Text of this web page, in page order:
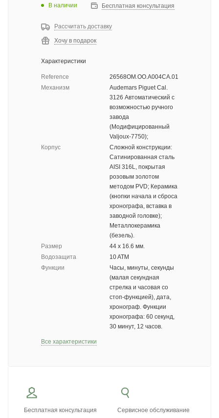
В наличии Бесплатная консультация
Рассчитать доставку
Хочу в подарок
Характеристики
Reference
26568OM.OO.A004CA.01
Механизм
Audemars Piguet Cal.
3126 Автоматический с
возможностью ручного
завода
(Модифицированный
Valjoux-7750);
Корпус
Сложной конструкции:
Сатинированная сталь
AISI 316L, покрытая
розовым золотом
методом PVD; Керамика
(кнопки начала и сброса
хронографа, вставка в
заводной головке);
Металлокерамика
(безель).
Размер
44 х 16.6 мм.
Водозащита
10 ATM
Функции
Часы, минуты, секунды
(малая секундная
стрелка и часовая со
стоп-функцией), дата,
хронограф. Функции
хронографа: 60 секунд,
30 минут, 12 часов.
Все характеристики
Бесплатная консультация Сервисное обслуживание